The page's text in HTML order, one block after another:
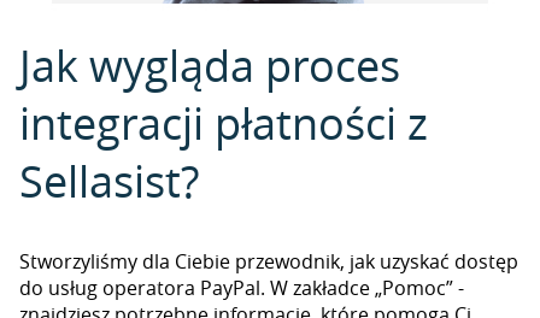
Jak wygląda proces
integracji płatności z
Sellasist?
Stworzyliśmy dla Ciebie przewodnik, jak uzyskać dostęp
do usług operatora PayPal. W zakładce „Pomoc” -